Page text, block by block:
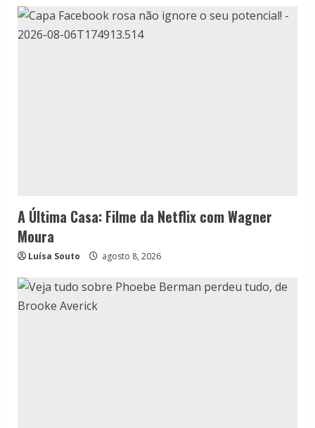
A Última Casa: Filme da Netflix com Wagner
Moura
Luísa Souto agosto 8, 2026